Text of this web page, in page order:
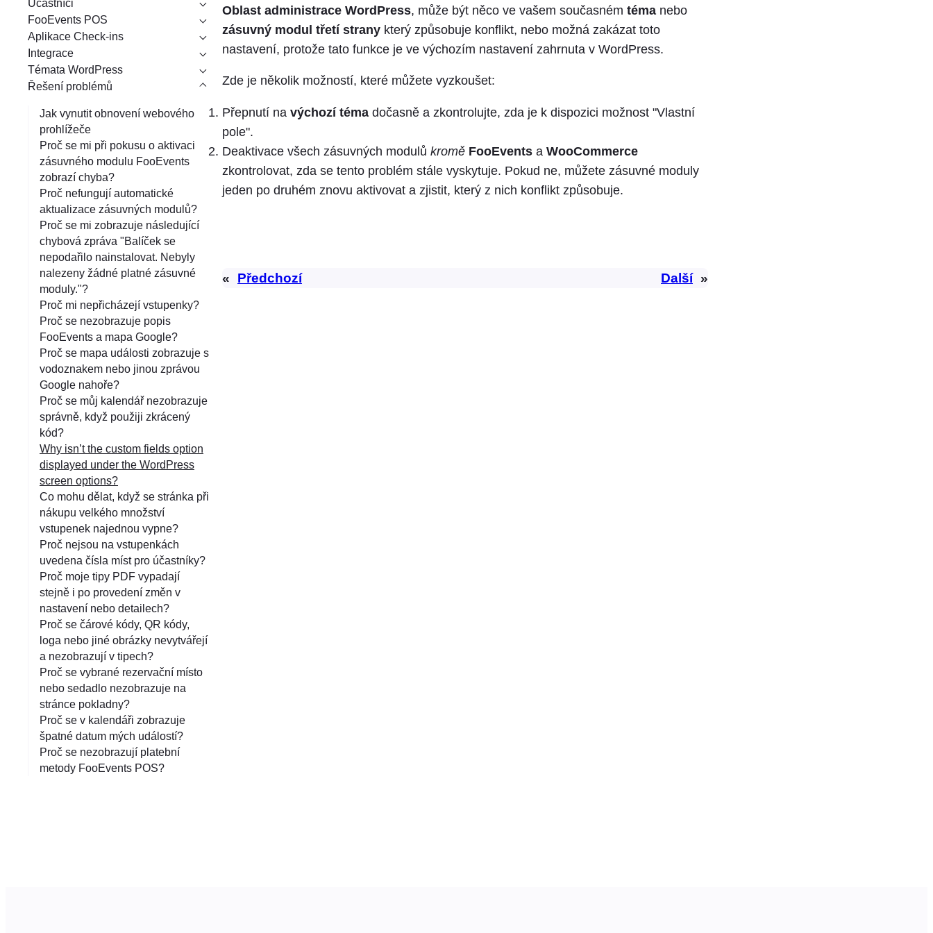
á
n
í
Účastníci
FooEvents POS
Aplikace Check-ins
Integrace
Témata WordPress
Řešení problémů
Jak vynutit obnovení webového
prohlížeče
Proč se mi při pokusu o aktivaci
zásuvného modulu FooEvents
zobrazí chyba?
Proč nefungují automatické
aktualizace zásuvných modulů?
Proč se mi zobrazuje následující
chybová zpráva "Balíček se
nepodařilo nainstalovat. Nebyly
nalezeny žádné platné zásuvné
moduly."?
Proč mi nepřicházejí vstupenky?
Proč se nezobrazuje popis
FooEvents a mapa Google?
Proč se mapa události zobrazuje s
vodoznakem nebo jinou zprávou
Google nahoře?
Proč se můj kalendář nezobrazuje
správně, když použiji zkrácený
kód?
Why isn’t the custom fields option
displayed under the WordPress
screen options?
Co mohu dělat, když se stránka při
nákupu velkého množství
vstupenek najednou vypne?
Proč nejsou na vstupenkách
uvedena čísla míst pro účastníky?
Proč moje tipy PDF vypadají
stejně i po provedení změn v
nastavení nebo detailech?
Proč se čárové kódy, QR kódy,
loga nebo jiné obrázky nevytvářejí
a nezobrazují v tipech?
Proč se vybrané rezervační místo
nebo sedadlo nezobrazuje na
stránce pokladny?
Proč se v kalendáři zobrazuje
špatné datum mých událostí?
Proč se nezobrazují platební
metody FooEvents POS?
Oblast administrace WordPress, může být něco ve vašem současném téma nebo
zásuvný modul třetí strany který způsobuje konflikt, nebo možná zakázat toto
nastavení, protože tato funkce je ve výchozím nastavení zahrnuta v WordPress.
Zde je několik možností, které můžete vyzkoušet:
Přepnutí na výchozí téma dočasně a zkontrolujte, zda je k dispozici možnost "Vlastní
pole".
Deaktivace všech zásuvných modulů kromě FooEvents a WooCommerce
zkontrolovat, zda se tento problém stále vyskytuje. Pokud ne, můžete zásuvné moduly
jeden po druhém znovu aktivovat a zjistit, který z nich konflikt způsobuje.
« Předchozí Další »